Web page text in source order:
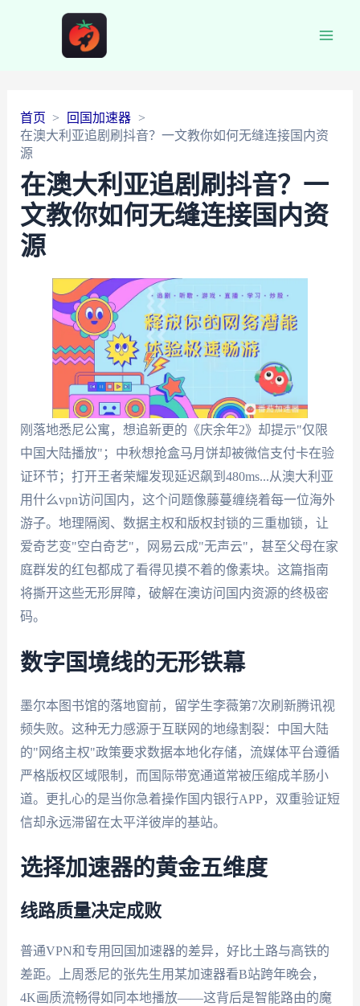
首页
回国加速器
在澳大利亚追剧刷抖音？一文教你如何无缝连接国内资
源
在澳大利亚追剧刷抖音？一
文教你如何无缝连接国内资
源
刚落地悉尼公寓，想追新更的《庆余年2》却提示"仅限
中国大陆播放"；中秋想抢盒马月饼却被微信支付卡在验
证环节；打开王者荣耀发现延迟飙到480ms...从澳大利亚
用什么vpn访问国内，这个问题像藤蔓缠绕着每一位海外
游子。地理隔阂、数据主权和版权封锁的三重枷锁，让
爱奇艺变"空白奇艺"，网易云成"无声云"，甚至父母在家
庭群发的红包都成了看得见摸不着的像素块。这篇指南
将撕开这些无形屏障，破解在澳访问国内资源的终极密
码。
数字国境线的无形铁幕
墨尔本图书馆的落地窗前，留学生李薇第7次刷新腾讯视
频失败。这种无力感源于互联网的地缘割裂：中国大陆
的"网络主权"政策要求数据本地化存储，流媒体平台遵循
严格版权区域限制，而国际带宽通道常被压缩成羊肠小
道。更扎心的是当你急着操作国内银行APP，双重验证短
信却永远滞留在太平洋彼岸的基站。
选择加速器的黄金五维度
线路质量决定成败
普通VPN和专用回国加速器的差异，好比土路与高铁的
差距。上周悉尼的张先生用某加速器看B站跨年晚会，
4K画质流畅得如同本地播放——这背后是智能路由的魔